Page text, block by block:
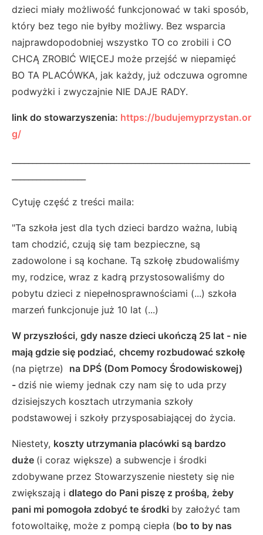
dzieci miały możliwość funkcjonować w taki sposób,
który bez tego nie byłby możliwy. Bez wsparcia
najprawdopodobniej wszystko TO co zrobili i CO
CHCĄ ZROBIĆ WIĘCEJ może przejść w niepamięć
BO TA PLACÓWKA, jak każdy, już odczuwa ogromne
podwyżki i zwyczajnie NIE DAJE RADY.
link do stowarzyszenia: https://budujemyprzystan.or
g/
Cytuję część z treści maila:
"Ta szkoła jest dla tych dzieci bardzo ważna, lubią
tam chodzić, czują się tam bezpieczne, są
zadowolone i są kochane. Tą szkołę zbudowaliśmy
my, rodzice, wraz z kadrą przystosowaliśmy do
pobytu dzieci z niepełnosprawnościami (...) szkoła
marzeń funkcjonuje już 10 lat (...)
W przyszłości, gdy nasze dzieci ukończą 25 lat - nie
mają gdzie się podziać, chcemy rozbudować szkołę
(na piętrze) na DPŚ (Dom Pomocy Środowiskowej)
- dziś nie wiemy jednak czy nam się to uda przy
dzisiejszych kosztach utrzymania szkoły
podstawowej i szkoły przysposabiającej do życia.
Niestety, koszty utrzymania placówki są bardzo
duże (i coraz większe) a subwencje i środki
zdobywane przez Stowarzyszenie niestety się nie
zwiększają i dlatego do Pani piszę z prośbą, żeby
pani mi pomogoła zdobyć te środki by założyć tam
fotowoltaikę, może z pompą ciepła (bo to by nas